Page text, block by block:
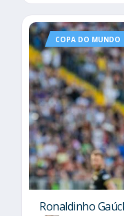
COPA DO MUNDO
Ronaldinho